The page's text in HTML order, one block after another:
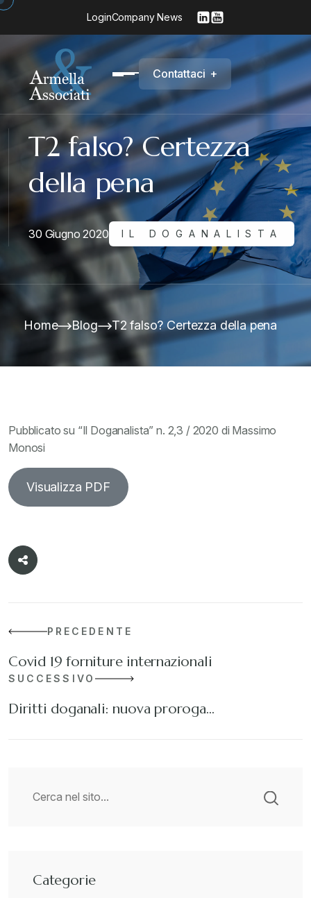
LoginCompany News
Contattaci +
T2 falso? Certezza
della pena
30 Giugno 2020 IL DOGANALISTA
Home Blog T2 falso? Certezza della pena
Pubblicato su “Il Doganalista” n. 2,3 / 2020 di Massimo
Monosi
Visualizza PDF
PRECEDENTE
Covid 19 forniture internazionali
SUCCESSIVO
Diritti doganali: nuova proroga…
Categorie